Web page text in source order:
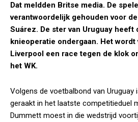
Dat meldden Britse media. De
verantwoordelijk gehouden voor
Suárez. De ster van Uruguay heeft
knieoperatie ondergaan. Het wordt
Liverpool een race tegen de klok
het WK.
Volgens de voetbalbond van Uruguay
geraakt in het laatste competitieduel
Dummett moest in die wedstrijd